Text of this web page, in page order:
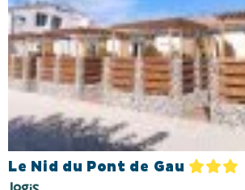
Le Nid du Pont de Gau